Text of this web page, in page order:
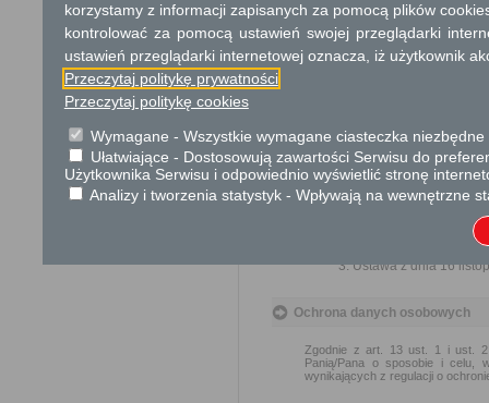
Informacje dodatkowe
W przypadku szkoły
zawodowego, o której
tego ministra o spełnieniu
Podstawa prawna
Ustawa z dnia 7
Ustawa z dnia 14
Ustawa z dnia 16
Ochrona danych osobowych
Zgodnie z art. 13 ust. 1 i ust. 2
Panią/Pana o sposobie i celu,
wynikających z regulacji o
korzystamy z informacji zapisanych za pomocą plików
kontrolować za pomocą ustawień swojej przeglądarki
ustawień przeglądarki internetowej oznacza, iż użytkownik
Przeczytaj politykę prywatności
Przeczytaj politykę cookies
Wymagane - Wszystkie wymagane ciasteczka
Ułatwiające - Dostosowują zawartości Serwisu do
Użytkownika Serwisu i odpowiednio wyświetlić stronę
Analizy i tworzenia statystyk - Wpływają na wewnętrzne